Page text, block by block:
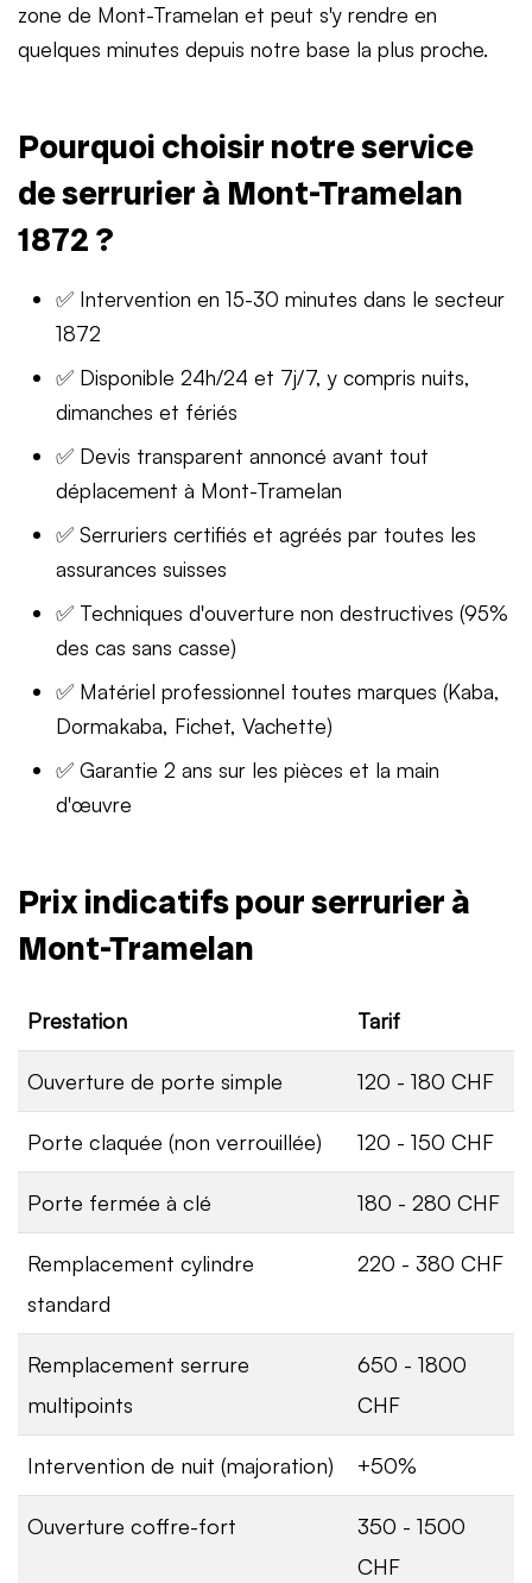
zone de Mont-Tramelan et peut s'y rendre en
quelques minutes depuis notre base la plus proche.
Pourquoi choisir notre service
de serrurier à Mont-Tramelan
1872 ?
✅ Intervention en 15-30 minutes dans le secteur
1872
✅ Disponible 24h/24 et 7j/7, y compris nuits,
dimanches et fériés
✅ Devis transparent annoncé avant tout
déplacement à Mont-Tramelan
✅ Serruriers certifiés et agréés par toutes les
assurances suisses
✅ Techniques d'ouverture non destructives (95%
des cas sans casse)
✅ Matériel professionnel toutes marques (Kaba,
Dormakaba, Fichet, Vachette)
✅ Garantie 2 ans sur les pièces et la main
d'œuvre
Prix indicatifs pour serrurier à
Mont-Tramelan
Prestation Tarif
Ouverture de porte simple 120 - 180 CHF
Porte claquée (non verrouillée) 120 - 150 CHF
Porte fermée à clé 180 - 280 CHF
Remplacement cylindre
standard
220 - 380 CHF
Remplacement serrure
multipoints
650 - 1800
CHF
Intervention de nuit (majoration) +50%
Ouverture coffre-fort
350 - 1500
CHF